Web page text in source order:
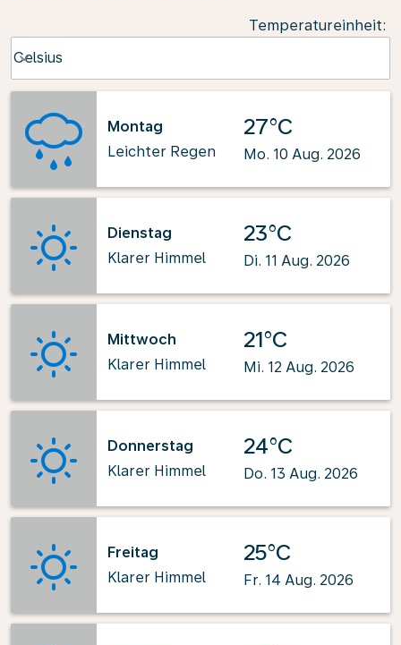
Temperatureinheit:
Celsius
keyboard_arrow_down
Montag
Leichter Regen
27°C
Mo. 10 Aug. 2026
Dienstag
Klarer Himmel
23°C
Di. 11 Aug. 2026
Mittwoch
Klarer Himmel
21°C
Mi. 12 Aug. 2026
Donnerstag
Klarer Himmel
24°C
Do. 13 Aug. 2026
Freitag
Klarer Himmel
25°C
Fr. 14 Aug. 2026